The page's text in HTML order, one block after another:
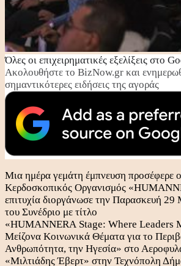
Όλες οι επιχειρηματικές εξελίξεις στο
Ακολουθήστε το BizNow.gr και
σημαντικότερες ειδήσεις της αγοράς
Μια ημέρα γεμάτη έμπνευση προσέφερε
Κερδοσκοπικός Οργανισμός
επιτυχία διοργάνωσε την Παρασκευή
του Συνέδριο με τίτλο
«HUMANNERA Stage: Where Leaders
Μείζονα Κοινωνικά Θέματα για το
Ανθρωπότητα, την Ηγεσία» στο
«Μιλτιάδης Έβερτ» στην Τεχνόπολη